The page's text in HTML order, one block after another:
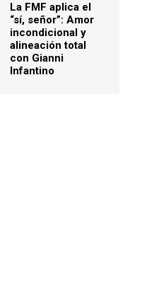
La FMF aplica el
“sí, señor”: Amor
incondicional y
alineación total
con Gianni
Infantino